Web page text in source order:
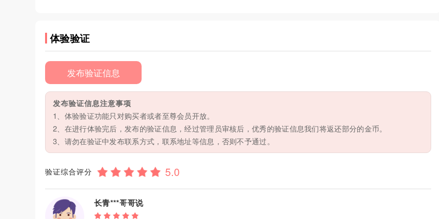
体验验证
发布验证信息
发布验证信息注意事项
1、体验验证功能只对购买者或者至尊会员开放。
2、在进行体验完后，发布的验证信息，经过管理员审核后，优秀的验证信息我们将返还部分的金币。
3、请勿在验证中发布联系方式，联系地址等信息，否则不予通过。
验证综合评分
长青***哥哥说